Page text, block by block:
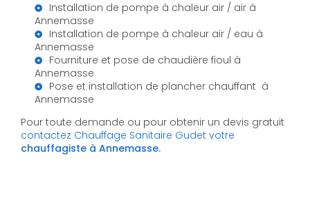
Installation de pompe à chaleur air / air à
Annemasse
Installation de pompe à chaleur air / eau à
Annemasse
Fourniture et pose de chaudière fioul à
Annemasse
Pose et installation de plancher chauffant à
Annemasse
Pour toute demande ou pour obtenir un devis gratuit
contactez Chauffage Sanitaire Gudet votre
chauffagiste à Annemasse.